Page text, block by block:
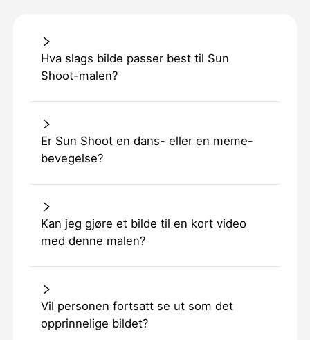
Hva slags bilde passer best til Sun
Shoot-malen?
Er Sun Shoot en dans- eller en meme-
bevegelse?
Kan jeg gjøre et bilde til en kort video
med denne malen?
Vil personen fortsatt se ut som det
opprinnelige bildet?